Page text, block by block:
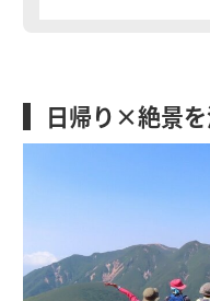
日帰り×絶景を